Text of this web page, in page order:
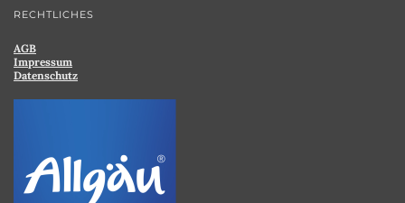
RECHTLICHES
AGB
Impressum
Datenschutz